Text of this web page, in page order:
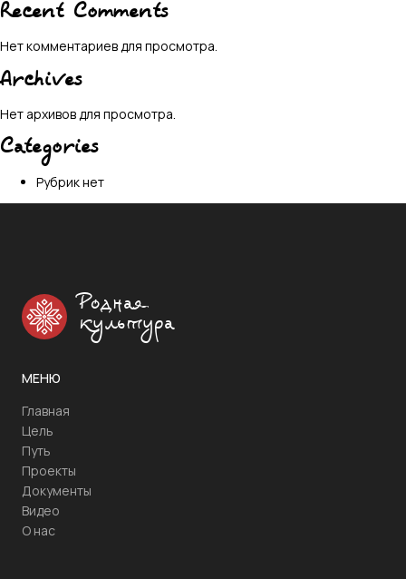
Recent Comments
Нет комментариев для просмотра.
Archives
Нет архивов для просмотра.
Categories
Рубрик нет
Родная
культура
МЕНЮ
Главная
Цель
Путь
Проекты
Документы
Видео
О нас